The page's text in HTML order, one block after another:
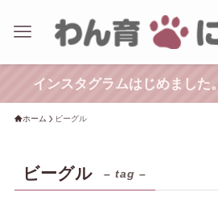
インスタグラムはじめました。
ホーム ビーグル
ビーグル – tag –